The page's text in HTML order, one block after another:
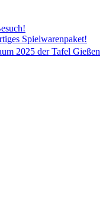
Spielwarenpaket!
2025 der Tafel Gießen